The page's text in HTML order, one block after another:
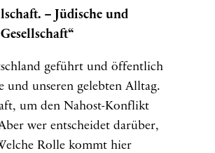
– Jüdische und
geführt und öffentlich
und unseren gelebten Alltag.
um den Nahost-Konflikt
wer entscheidet darüber,
Rolle kommt hier